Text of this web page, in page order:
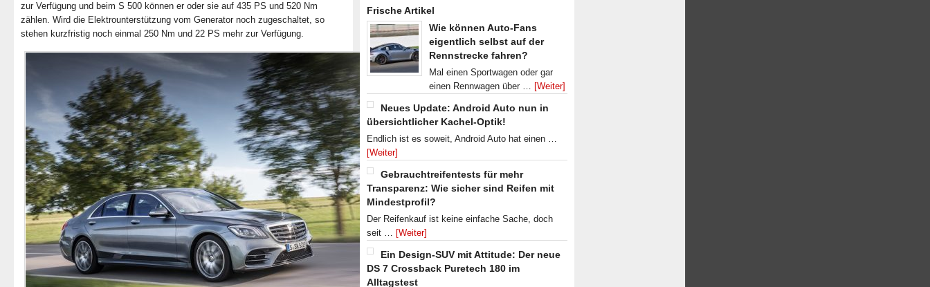
zur Verfügung und beim S 500 können er oder sie auf 435 PS und 520 Nm
zählen. Wird die Elektrounterstützung vom Generator noch zugeschaltet, so
stehen kurzfristig noch einmal 250 Nm und 22 PS mehr zur Verfügung.
Frische Artikel
Wie können Auto-Fans
eigentlich selbst auf der
Rennstrecke fahren?
Mal einen Sportwagen oder gar
einen Rennwagen über … [Weiter]
Neues Update: Android Auto nun in
übersichtlicher Kachel-Optik!
Endlich ist es soweit, Android Auto hat einen …
[Weiter]
Gebrauchtreifentests für mehr
Transparenz: Wie sicher sind Reifen mit
Mindestprofil?
Der Reifenkauf ist keine einfache Sache, doch
seit … [Weiter]
Ein Design-SUV mit Attitude: Der neue
DS 7 Crossback Puretech 180 im
Alltagstest